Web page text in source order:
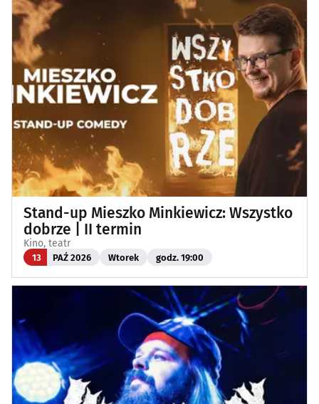
Stand-up Mieszko Minkiewicz: Wszystko
dobrze | II termin
Kino, teatr
13 PAŹ 2026 Wtorek godz. 19:00